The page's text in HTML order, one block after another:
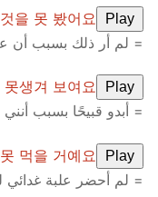
Play
을 못 봤어요
= لم أر ذلك بسبب أن
Play
생겨 보여요
= أبدو قبيحًا بسبب
Play
먹을 거예요
= لم أحضر علبة غدائي